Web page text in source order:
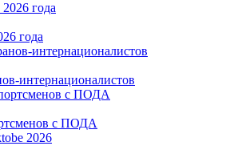
года
интернационалистов
с ПОДА